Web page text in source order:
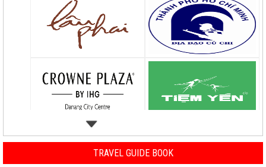
TRAVEL GUIDE BOOK